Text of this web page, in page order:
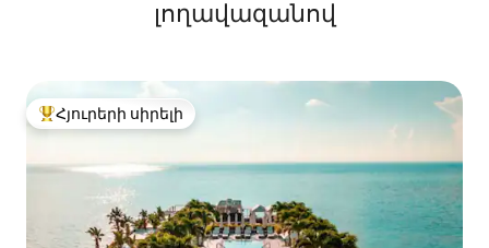
լողավազանով
Հյուրերի սիրելի լավագույն տները
Հյուրերի սիրելի